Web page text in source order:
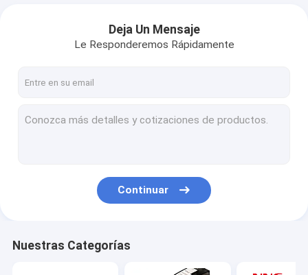
Deja Un Mensaje
Le Responderemos Rápidamente
Continuar
Nuestras Categorías